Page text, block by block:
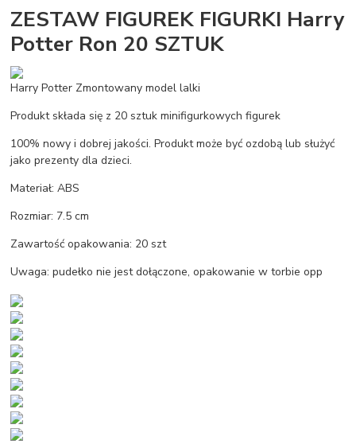
ZESTAW FIGUREK FIGURKI Harry
Potter Ron 20 SZTUK
Harry Potter Zmontowany model lalki
Produkt składa się z 20 sztuk minifigurkowych figurek
100% nowy i dobrej jakości. Produkt może być ozdobą lub służyć
jako prezenty dla dzieci.
Materiał: ABS
Rozmiar: 7.5 cm
Zawartość opakowania: 20 szt
Uwaga: pudełko nie jest dołączone, opakowanie w torbie opp